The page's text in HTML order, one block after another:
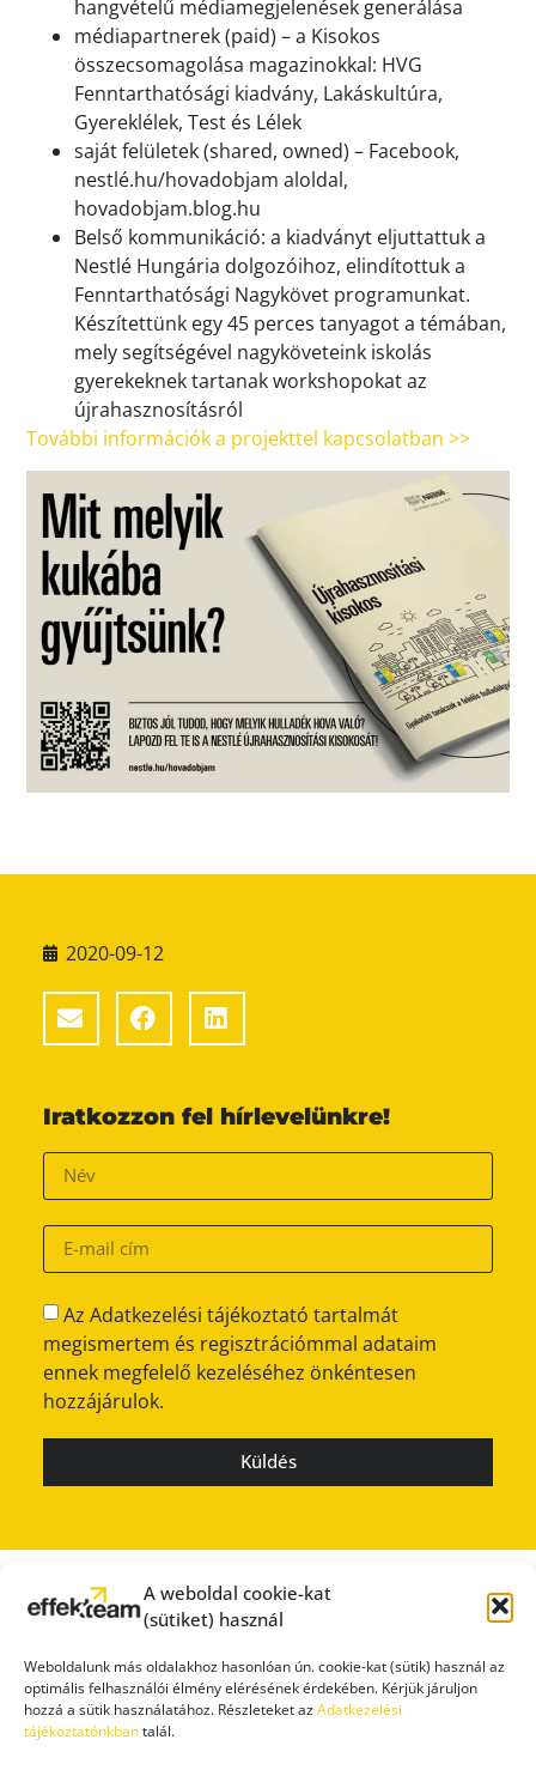
A weboldal cookie-kat
(sütiket) használ
Weboldalunk más oldalakhoz hasonlóan ún. cookie-kat (sütik) használ az
optimális felhasználói élmény elérésének érdekében. Kérjük járuljon
hozzá a sütik használatához. Részleteket azAdatkezelési
tájékoztatónkbantalál.
hangvételű médiamegjelenések generálása
médiapartnerek (paid) – a Kisokos
összecsomagolása magazinokkal: HVG
Fenntarthatósági kiadvány, Lakáskultúra,
Gyereklélek, Test és Lélek
saját felületek (shared, owned) – Facebook,
nestlé.hu/hovadobjam aloldal,
hovadobjam.blog.hu
Belső kommunikáció: a kiadványt eljuttattuk a
Nestlé Hungária dolgozóihoz, elindítottuk a
Fenntarthatósági Nagykövet programunkat.
Készítettünk egy 45 perces tanyagot a témában,
mely segítségével nagyköveteink iskolás
gyerekeknek tartanak workshopokat az
újrahasznosításról
További információk a projekttel kapcsolatban >>
2020-09-12
Iratkozzon fel hírlevelünkre!
Az Adatkezelési tájékoztató tartalmát
megismertem és regisztrációmmal adataim
ennek megfelelő kezeléséhez önkéntesen
hozzájárulok.
Küldés